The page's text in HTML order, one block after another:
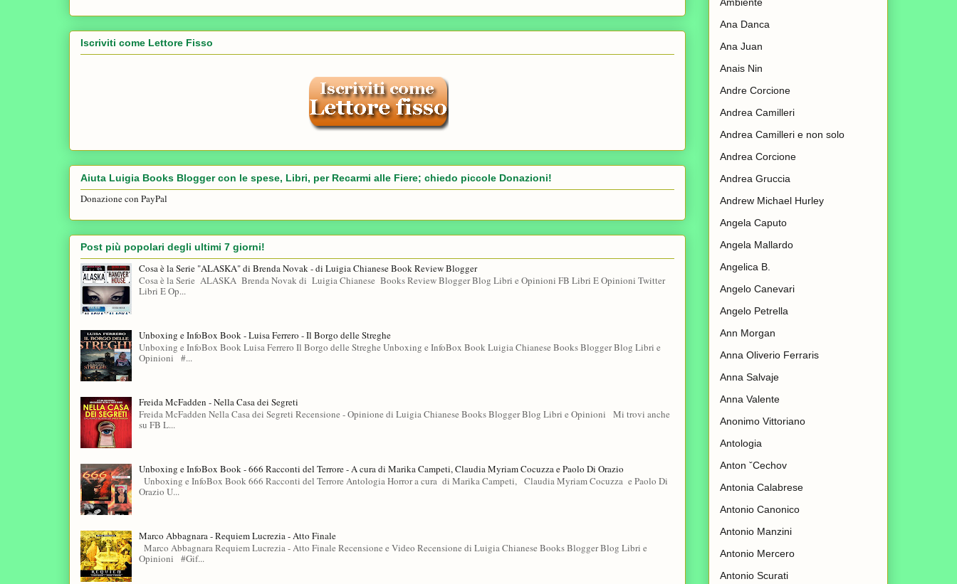
Iscriviti come Lettore Fisso
Aiuta Luigia Books Blogger con le spese, Libri, per Recarmi alle Fiere; chiedo piccole Donazioni!
Donazione con PayPal
Post più popolari degli ultimi 7 giorni!
Cosa è la Serie "ALASKA" di Brenda Novak - di Luigia Chianese Book Review Blogger
Cosa è la Serie ALASKA Brenda Novak di Luigia Chianese Books Review Blogger Blog Libri e Opinioni FB Libri E Opinioni Twitter
Libri E Op...
Unboxing e InfoBox Book - Luisa Ferrero - Il Borgo delle Streghe
Unboxing e InfoBox Book Luisa Ferrero Il Borgo delle Streghe Unboxing e InfoBox Book Luigia Chianese Books Blogger Blog Libri e
Opinioni #...
Freida McFadden - Nella Casa dei Segreti
Freida McFadden Nella Casa dei Segreti Recensione - Opinione di Luigia Chianese Books Blogger Blog Libri e Opinioni Mi trovi anche
su FB L...
Unboxing e InfoBox Book - 666 Racconti del Terrore - A cura di Marika Campeti, Claudia Myriam Cocuzza e Paolo Di Orazio
Unboxing e InfoBox Book 666 Racconti del Terrore Antologia Horror a cura di Marika Campeti, Claudia Myriam Cocuzza e Paolo Di
Orazio U...
Marco Abbagnara - Requiem Lucrezia - Atto Finale
Marco Abbagnara Requiem Lucrezia - Atto Finale Recensione e Video Recensione di Luigia Chianese Books Blogger Blog Libri e
Opinioni #Gif...
Ana Danca
Ana Juan
Anais Nin
Andre Corcione
Andrea Camilleri
Andrea Camilleri e non solo
Andrea Corcione
Andrea Gruccia
Andrew Michael Hurley
Angela Caputo
Angela Mallardo
Angelica B.
Angelo Canevari
Angelo Petrella
Ann Morgan
Anna Oliverio Ferraris
Anna Salvaje
Anna Valente
Anonimo Vittoriano
Antologia
Anton ˇCechov
Antonia Calabrese
Antonio Canonico
Antonio Manzini
Antonio Mercero
Antonio Scurati